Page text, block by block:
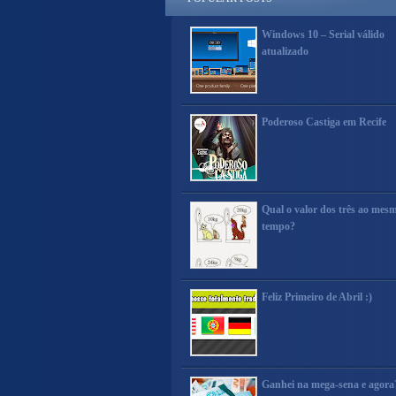
Windows 10 – Serial válido
atualizado
Poderoso Castiga em Recife
Qual o valor dos três ao
tempo?
Feliz Primeiro de Abril :)
Ganhei na mega-sena e